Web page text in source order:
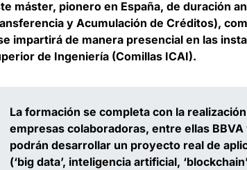
máster, pionero en España, de duración
y Acumulación de Créditos),
impartirá de manera presencial en las
de Ingeniería (Comillas ICAI).
La formación se completa con la
empresas colaboradoras, entre ellas
podrán desarrollar un proyecto real de
(‘big data’, inteligencia artificial,